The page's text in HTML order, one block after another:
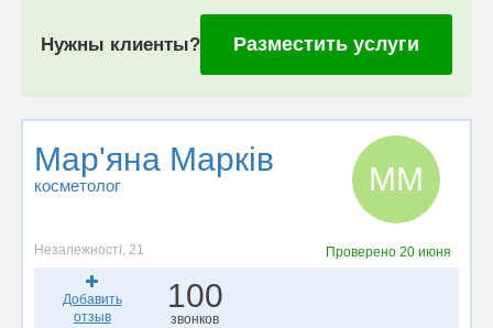
Нужны клиенты? Разместить услуги
Мар'яна Марків
косметолог ММ
Незалежності, 21 Проверено 20 июня
Добавить
отзыв
100
звонков